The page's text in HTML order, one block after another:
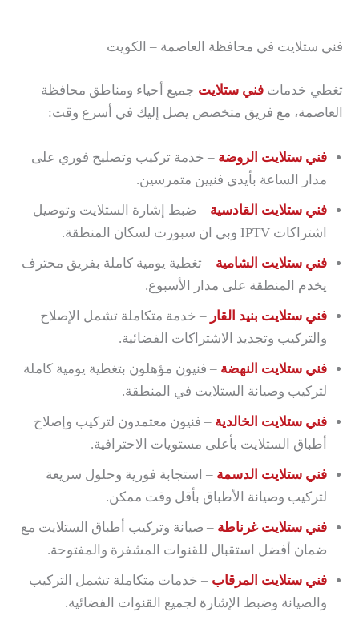
فني ستلايت في محافظة العاصمة – الكويت
تغطي خدمات فني ستلايت جميع أحياء ومناطق محافظة
العاصمة، مع فريق متخصص يصل إليك في أسرع وقت:
فني ستلايت الروضة – خدمة تركيب وتصليح فوري على
مدار الساعة بأيدي فنيين متمرسين.
فني ستلايت القادسية – ضبط إشارة الستلايت وتوصيل
اشتراكات IPTV وبي ان سبورت لسكان المنطقة.
فني ستلايت الشامية – تغطية يومية كاملة بفريق محترف
يخدم المنطقة على مدار الأسبوع.
فني ستلايت بنيد القار – خدمة متكاملة تشمل الإصلاح
والتركيب وتجديد الاشتراكات الفضائية.
فني ستلايت النهضة – فنيون مؤهلون بتغطية يومية كاملة
لتركيب وصيانة الستلايت في المنطقة.
فني ستلايت الخالدية – فنيون معتمدون لتركيب وإصلاح
أطباق الستلايت بأعلى مستويات الاحترافية.
فني ستلايت الدسمة – استجابة فورية وحلول سريعة
لتركيب وصيانة الأطباق بأقل وقت ممكن.
فني ستلايت غرناطة – صيانة وتركيب أطباق الستلايت مع
ضمان أفضل استقبال للقنوات المشفرة والمفتوحة.
فني ستلايت المرقاب – خدمات متكاملة تشمل التركيب
والصيانة وضبط الإشارة لجميع القنوات الفضائية.